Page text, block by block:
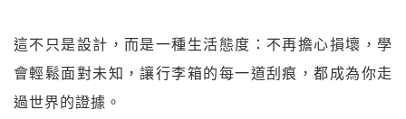
這不只是設計，而是一種生活態度：不再擔心損壞，學
會輕鬆面對未知，讓行李箱的每一道刮痕，都成為你走
過世界的證據。